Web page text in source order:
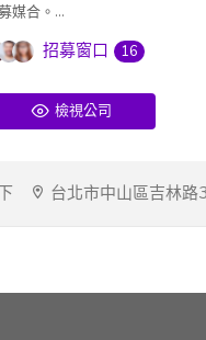
媒合。...
招募窗口 16
檢視公司
台北市中山區吉林路